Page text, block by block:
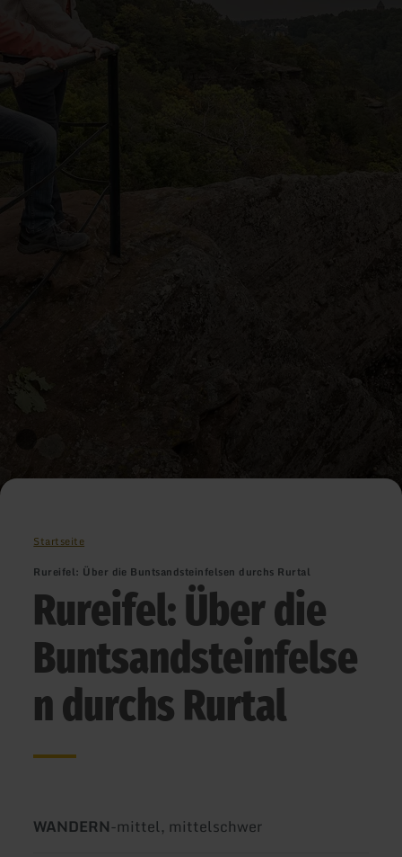
Startseite
Rureifel: Über die Buntsandsteinfelsen durchs Rurtal
Rureifel: Über die
Buntsandsteinfelse
n durchs Rurtal
Art
WANDERN-Schwierigkeit:
mittel, mittelschwer